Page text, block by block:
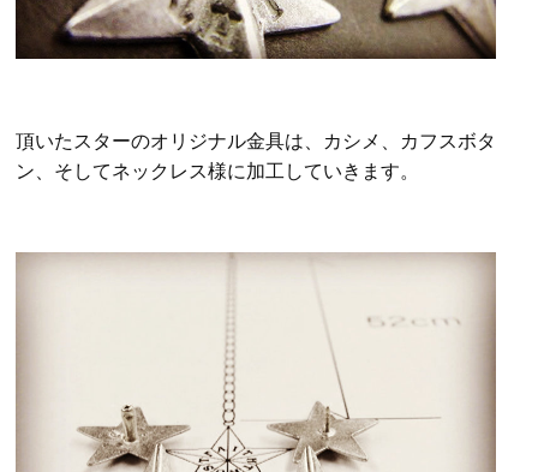
頂いたスターのオリジナル金具は、カシメ、カフスボタ
ン、そしてネックレス様に加工していきます。